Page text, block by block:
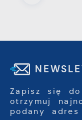
Zapisz się
otrzymuj
podany